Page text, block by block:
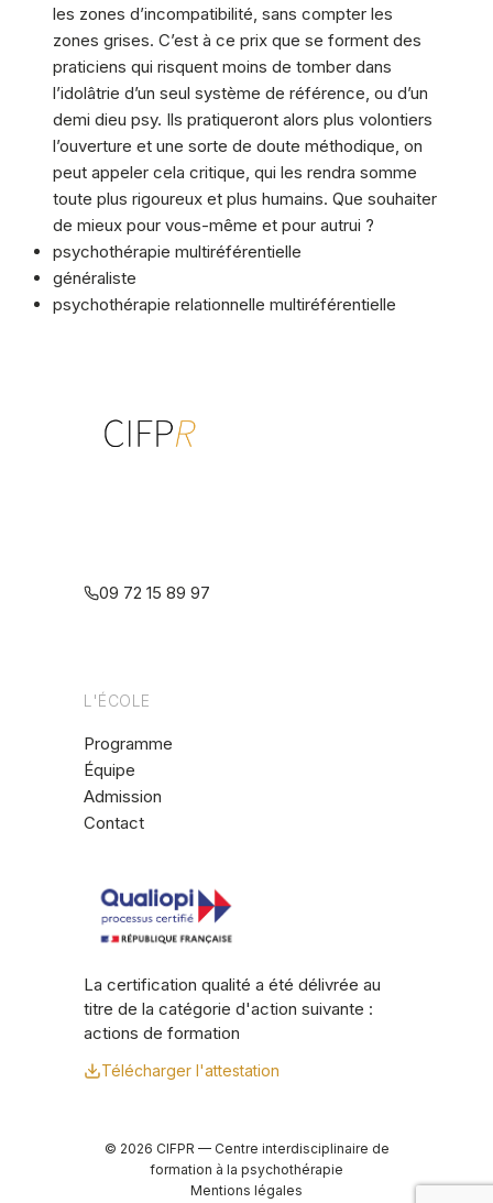
les zones d’incompatibilité, sans compter les
zones grises. C’est à ce prix que se forment des
praticiens qui risquent moins de tomber dans
l’idolâtrie d’un seul système de référence, ou d’un
demi dieu psy. Ils pratiqueront alors plus volontiers
l’ouverture et une sorte de doute méthodique, on
peut appeler cela critique, qui les rendra somme
toute plus rigoureux et plus humains. Que souhaiter
de mieux pour vous-même et pour autrui ?
psychothérapie multiréférentielle
généraliste
psychothérapie relationnelle multiréférentielle
09 72 15 89 97
L'ÉCOLE
Programme
Équipe
Admission
Contact
La certification qualité a été délivrée au
titre de la catégorie d'action suivante :
actions de formation
Télécharger l'attestation
© 2026 CIFPR — Centre interdisciplinaire de
formation à la psychothérapie
Mentions légales